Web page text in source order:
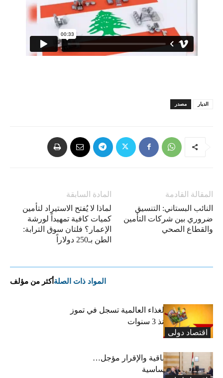
مصدر الديار
المادة السابقة
لماذا لا يُفتح الاستيراد لتأمين
كميات كافية تمهيداً لورشة
الإعمار؟ فلتان سوق الترابة:
الطن بـ250 دولاراً
المقالة القادمة
النائب البستاني: التنسيق
ضروري بين شركات التأمين
والقطاع الصحي
المواد ذات الصلة أكثر من مؤلف
اقتصاد دولی
“الفاو”: أسعار الغذاء العالمية تسجل في تموز
أعلى مستوى منذ 3 سنوات
رسوم النفايات باقية والإقرار مؤجل…
واستثناء لمواد أساسية